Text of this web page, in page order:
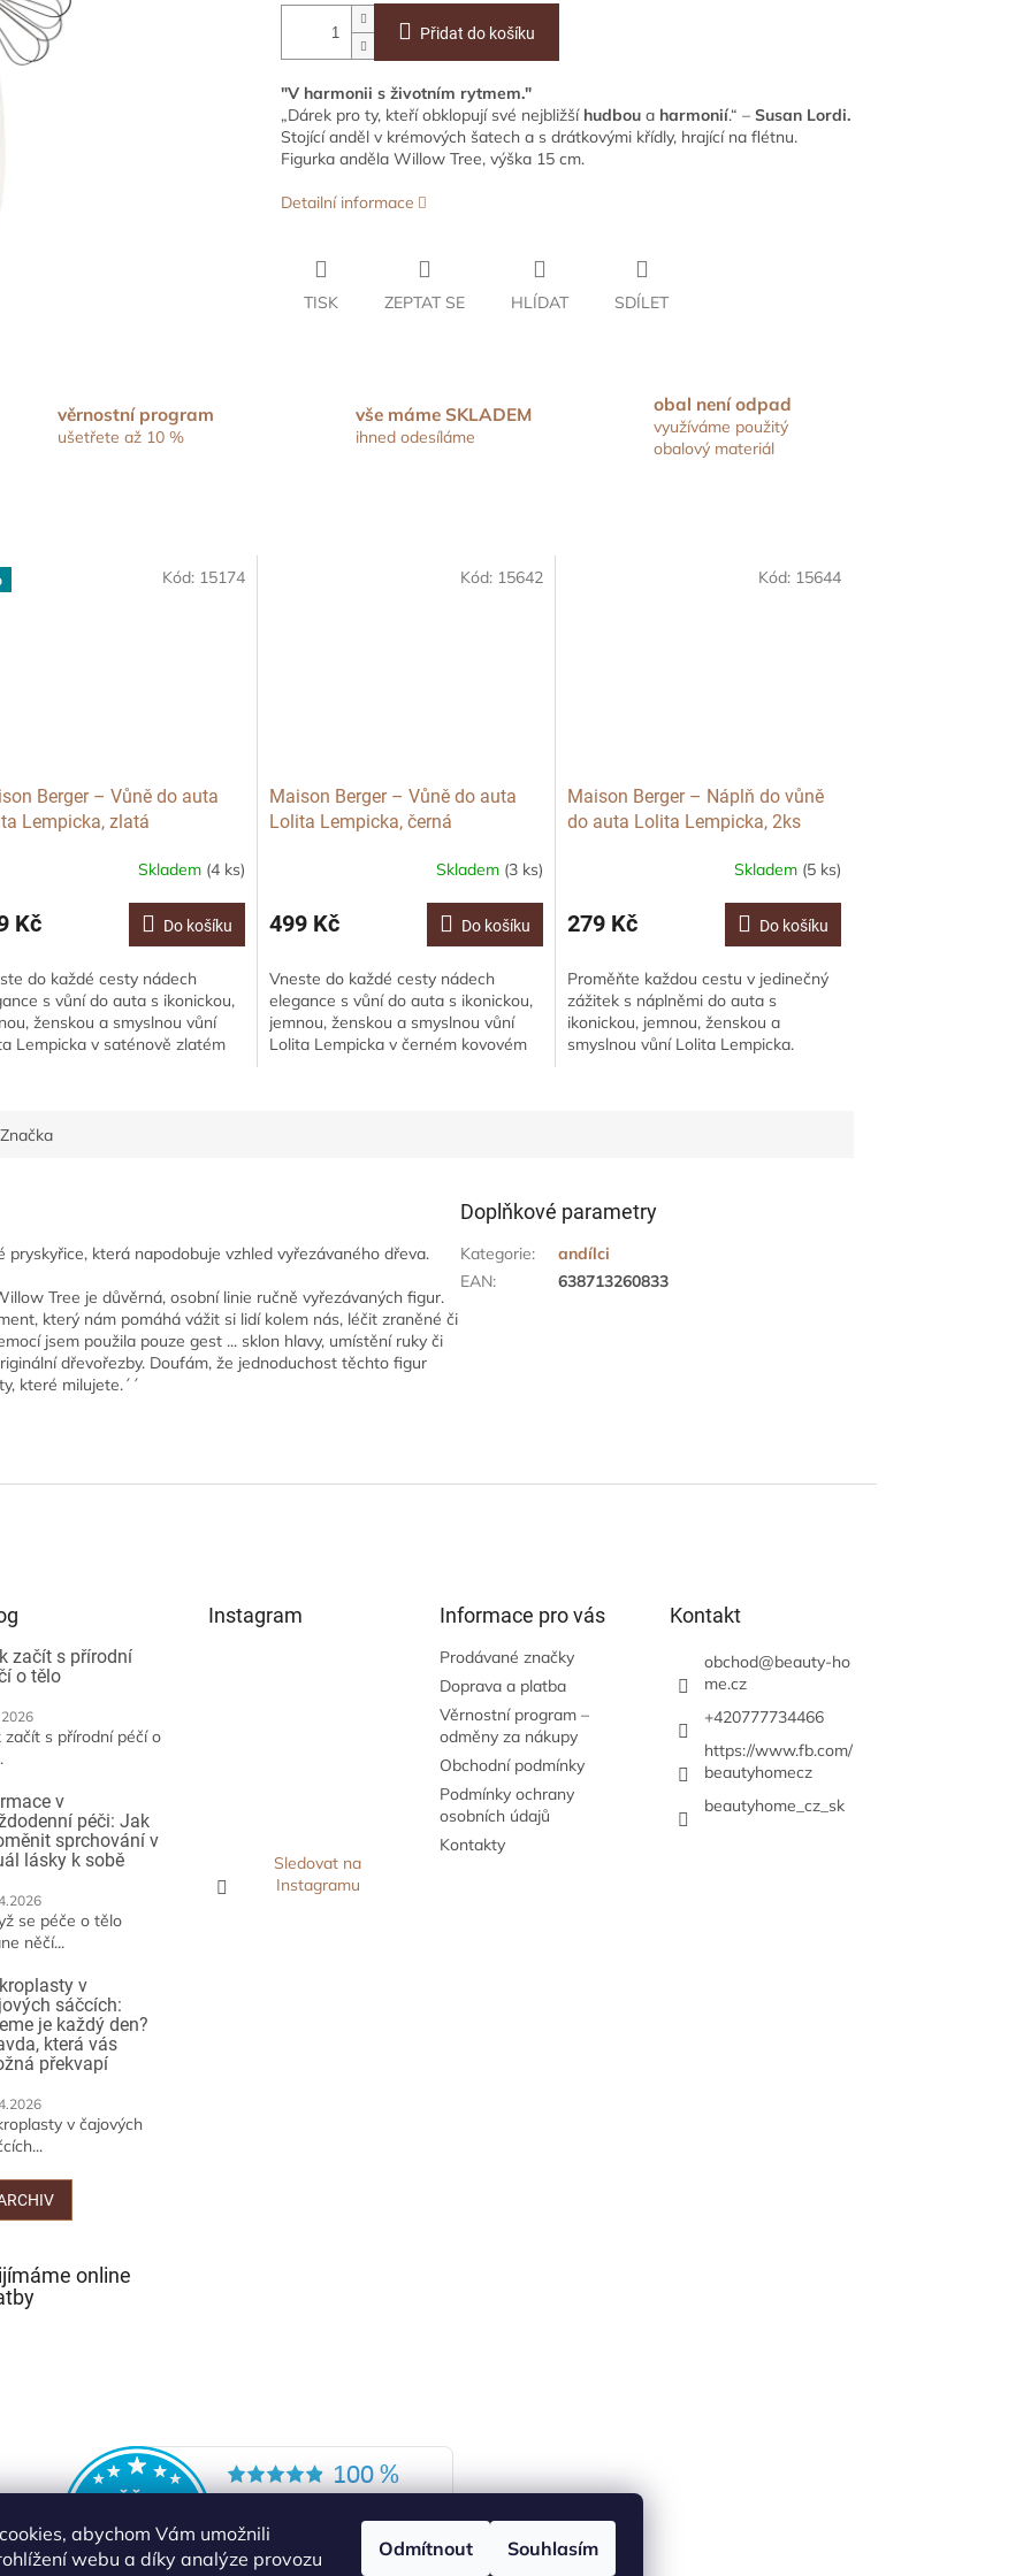
abychom Vám umožnili
webu a díky analýze provozu
Odmítnout Souhlasím
Přidat do košíku
"V harmonii s životním rytmem."
„Dárek pro ty, kteří obklopují své nejbližší hudbou a harmonií.“ – Susan Lordi.
Stojící anděl v krémových šatech a s drátkovými křídly, hrající na flétnu.
Figurka anděla Willow Tree, výška 15 cm.
Detailní informace
TISK ZEPTAT SE HLÍDAT SDÍLET
věrnostní program
ušetřete až 10 %
vše máme SKLADEM
ihned odesíláme
obal není odpad
využíváme použitý
obalový materiál
Berger – Vůně do auta
Lempicka, zlatá
Skladem (4 ks)
Kč Do košíku
do každé cesty nádech
s vůní do auta s ikonickou,
ženskou a smyslnou vůní
Lempicka v saténově zlatém
Kód: 15174
Maison Berger – Vůně do auta
Lolita Lempicka, černá
Skladem (3 ks)
499 Kč Do košíku
Vneste do každé cesty nádech
elegance s vůní do auta s ikonickou,
jemnou, ženskou a smyslnou vůní
Lolita Lempicka v černém kovovém
Kód: 15642
Maison Berger – Náplň do vůně
do auta Lolita Lempicka, 2ks
produktu
je
z
5
hvězdiček.
Skladem (5 ks)
279 Kč Do košíku
Proměňte každou cestu v jedinečný
zážitek s náplněmi do auta s
ikonickou, jemnou, ženskou a
smyslnou vůní Lolita Lempicka.
Kód: 15644
Značka
která napodobuje vzhled vyřezávaného dřeva.
Tree je důvěrná, osobní linie ručně vyřezávaných figur.
který nám pomáhá vážit si lidí kolem nás, léčit zraněné či
jsem použila pouze gest ... sklon hlavy, umístění ruky či
dřevořezby. Doufám, že jednoduchost těchto figur
které milujete.´´
Doplňkové parametry
Kategorie:
andílci
EAN: 638713260833
začít s přírodní
o tělo
začít s přírodní péčí o
v
péči: Jak
sprchování v
lásky k sobě
se péče o tělo
něčí...
v
sáčcích:
je každý den?
která vás
překvapí
v čajových
Instagram
Sledovat na
Instagramu
Informace pro vás
Prodávané značky
Doprava a platba
Věrnostní program –
odměny za nákupy
Obchodní podmínky
Podmínky ochrany
osobních údajů
Kontakty
Kontakt
obchod@beauty-ho
me.cz
+420777734466
https://www.fb.com/
beautyhomecz
beautyhome_cz_sk
online